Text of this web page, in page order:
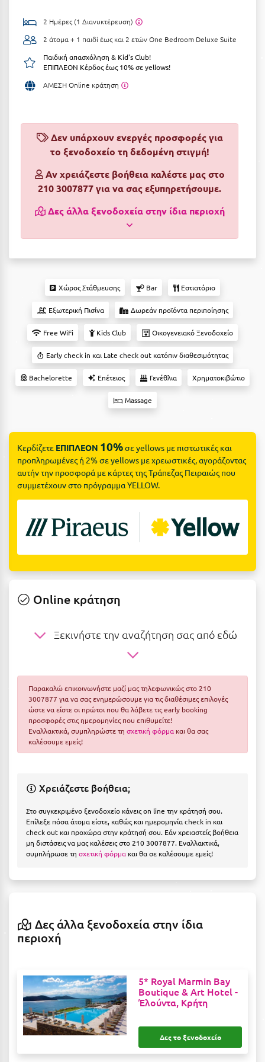
Αριδαία
Αρκαδία
Αρκίτσα
Αρχαία Ολυμπία
Αστυπάλαια
Αττική
Βραχάτι Κορινθίας
Βυτίνα
Γαλαξiδι
Δ
Δελφοί
Διακοπτό
Ελούντα Κρήτης
Εύβοια
Ευρυτανία
Ζαγοροχώρια
Ηλεία
Ηράκλειο
Θ
Θεσσαλονίκη
Ιεράπετρα
Ιθάκη
Ικαρία
Ξενοδοχεία 3 Αστέρων
Ξενοδοχεία 4 Αστέρων
Ξενοδοχεία 5 Αστέρων
Βίλες
Ενοικιαζόμενα Δωμάτια
Διαμερίσματα
Studios
Δες όλες τις προσφορές
Δες όλα τα πακέτα διακοπών
2 Ημέρες (1 Διανυκτέρευση)
2 άτομα + 1 παιδί έως και 2 ετώνOne Bedroom Deluxe Suite
Παιδική απασχόληση & Kid's Club!
ΕΠΙΠΛΕΟΝ Κέρδος έως 10% σε yellows!
ΑΜΕΣΗ Online κράτηση
Δεν υπάρχουν ενεργές προσφορές για
το ξενοδοχείο τη δεδομένη στιγμή!
Αν χρειάζεστε βοήθεια καλέστε μας στο
210 3007877 για να σας εξυπηρετήσουμε.
Δες άλλα ξενοδοχεία στην ίδια περιοχή
Χώρος Στάθμευσης Bar Εστιατόριο
Εξωτερική Πισίνα Δωρεάν προϊόντα περιποίησης
Free WiFi Kids Club Οικογενειακό Ξενοδοχείο
Early check in και Late check out κατόπιν διαθεσιμότητας
Bachelorette Επέτειος Γενέθλια Χρηματοκιβώτιο
Massage
Κερδίζετε ΕΠΙΠΛΕΟΝ 10%σε yellows με πιστωτικές και
προπληρωμένες ή 2% σε yellows με χρεωστικές, αγοράζοντας
αυτήν την προσφορά με κάρτες της Τράπεζας Πειραιώς που
συμμετέχουν στο πρόγραμμα YELLOW.
Online κράτηση
Ξεκινήστε την αναζήτηση σας από εδώ
Παρακαλώ επικοινωνήστε μαζί μας τηλεφωνικώς στο 210
3007877 για να σας ενημερώσουμε για τις διαθέσιμες επιλογές
ώστε να είστε οι πρώτοι που θα λάβετε τις early booking
προσφορές στις ημερομηνίες που επιθυμείτε!
Εναλλακτικά, συμπληρώστε τη σχετική φόρμακαι θα σας
καλέσουμε εμείς!
Χρειάζεστε βοήθεια;
Στο συγκεκριμένο ξενοδοχείο κάνεις on line την κράτησή σου.
Επίλεξε πόσα άτομα είστε, καθώς και ημερομηνία check in και
check out και προχώρα στην κράτησή σου. Εάν χρειαστείς βοήθεια
μη διστάσεις να μας καλέσεις στο 210 3007877. Εναλλακτικά,
συμπλήρωσε τη σχετική φόρμα και θα σε καλέσουμε εμείς!
Δες άλλα ξενοδοχεία στην ίδια
περιοχή
5* Royal Marmin Bay
Boutique & Art Hotel -
Έλούντα, Κρήτη
Δες το ξενοδοχείο